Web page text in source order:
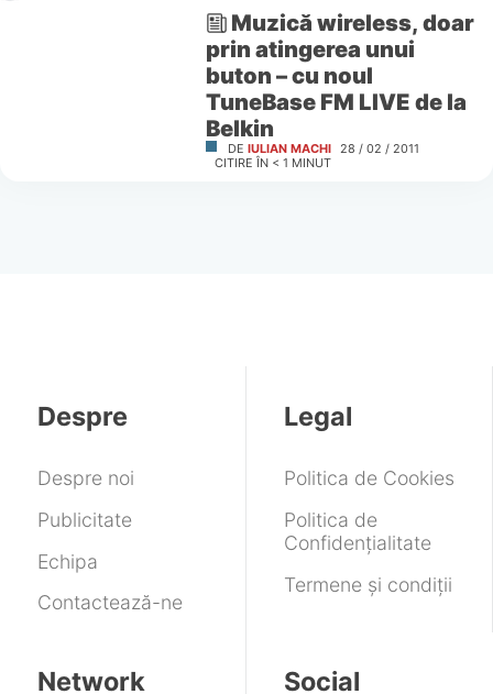
Muzică wireless, doar
prin atingerea unui
buton – cu noul
TuneBase FM LIVE de la
Belkin
DE IULIAN MACHI 28 / 02 / 2011
CITIRE ÎN < 1 MINUT
Despre
Despre noi
Publicitate
Echipa
Contactează-ne
Legal
Politica de Cookies
Politica de
Confidențialitate
Termene și condiții
Network Social